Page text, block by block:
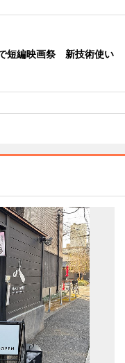
短編映画祭 新技術使い